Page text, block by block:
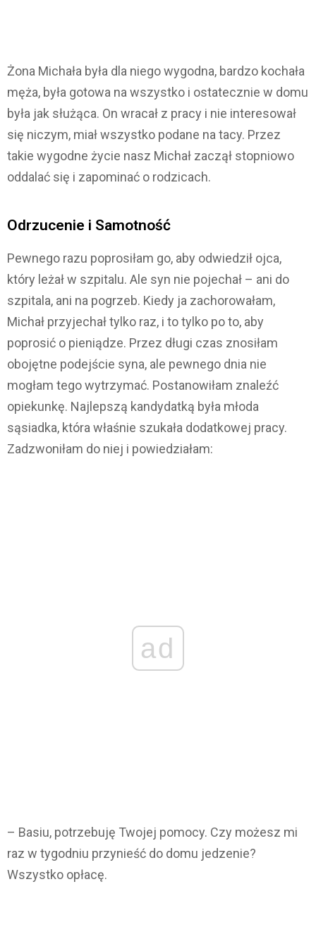
Żona Michała była dla niego wygodna, bardzo kochała
męża, była gotowa na wszystko i ostatecznie w domu
była jak służąca. On wracał z pracy i nie interesował
się niczym, miał wszystko podane na tacy. Przez
takie wygodne życie nasz Michał zaczął stopniowo
oddalać się i zapominać o rodzicach.
Odrzucenie i Samotność
Pewnego razu poprosiłam go, aby odwiedził ojca,
który leżał w szpitalu. Ale syn nie pojechał – ani do
szpitala, ani na pogrzeb. Kiedy ja zachorowałam,
Michał przyjechał tylko raz, i to tylko po to, aby
poprosić o pieniądze. Przez długi czas znosiłam
obojętne podejście syna, ale pewnego dnia nie
mogłam tego wytrzymać. Postanowiłam znaleźć
opiekunkę. Najlepszą kandydatką była młoda
sąsiadka, która właśnie szukała dodatkowej pracy.
Zadzwoniłam do niej i powiedziałam:
ad
– Basiu, potrzebuję Twojej pomocy. Czy możesz mi
raz w tygodniu przynieść do domu jedzenie?
Wszystko opłacę.